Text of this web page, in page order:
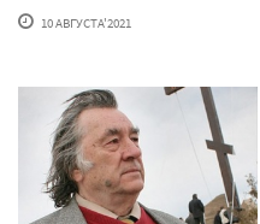
10 АВГУСТА'2021